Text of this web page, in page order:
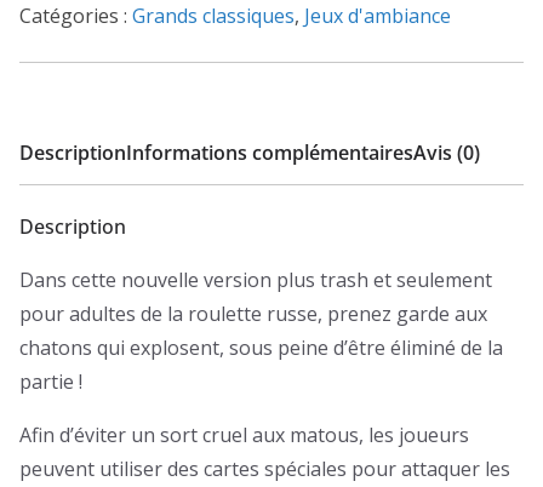
NSFW
Edition
Catégories : Grands classiques, Jeux d'ambiance
DescriptionInformations complémentairesAvis (0)
Description
Dans cette nouvelle version plus trash et seulement
pour adultes de la roulette russe, prenez garde aux
chatons qui explosent, sous peine d’être éliminé de la
partie !
Afin d’éviter un sort cruel aux matous, les joueurs
peuvent utiliser des cartes spéciales pour attaquer les